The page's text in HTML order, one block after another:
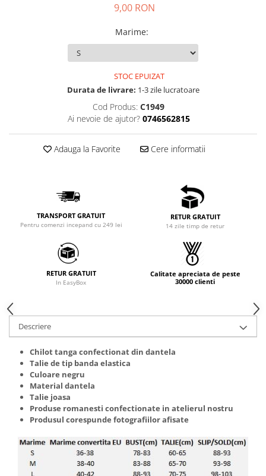
9,00 RON
Marime:
STOC EPUIZAT
Durata de livrare: 1-3 zile lucratoare
Cod Produs: C1949
Ai nevoie de ajutor? 0746562815
Adauga la Favorite Cere informatii
TRANSPORT GRATUIT
Pentru comenzi incepand cu 249 lei
RETUR GRATUIT
14 zile timp de retur
RETUR GRATUIT
In EasyBox
Calitate apreciata de peste
30000 clienti
Descriere
Chilot tanga confectionat din dantela
Talie de tip banda elastica
Culoare negru
Material dantela
Talie joasa
Produse romanesti confectionate in atelierul nostru
Produsul corespunde fotografiilor afisate